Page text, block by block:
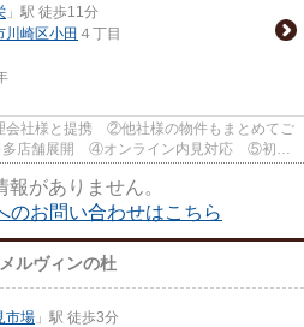
」駅 徒歩11分
川崎区小田 ４丁目
会社様と提携 ②他社様の物件もまとめてご
店舗展開 ④オンライン内見対応 ⑤初期
報がありません。
のお問い合わせはこちら
ルヴィンの杜
市場 」駅 徒歩3分